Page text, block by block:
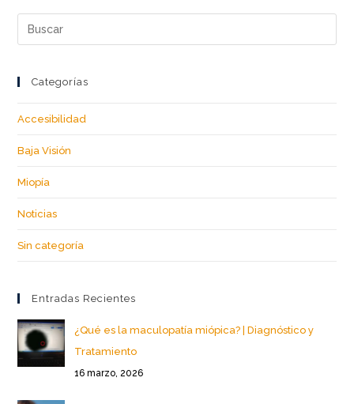
Categorías
Accesibilidad
Baja Visión
Miopía
Noticias
Sin categoría
Entradas Recientes
¿Qué es la maculopatía miópica? | Diagnóstico y
Tratamiento
16 marzo, 2026